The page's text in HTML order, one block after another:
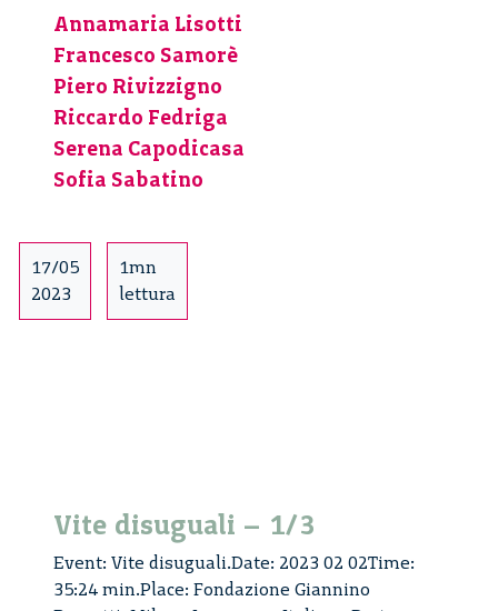
tempo
dell’intelligenza
Annamaria Lisotti
Francesco Samorè
Piero Rivizzigno
Riccardo Fedriga
Serena Capodicasa
Sofia Sabatino
17/05
2023
1mn
lettura
Vite disuguali – 1/3
Event: Vite disuguali.Date: 2023 02 02Time:
35:24 min.Place: Fondazione Giannino